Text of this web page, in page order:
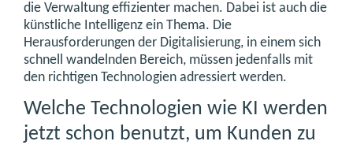
die Verwaltung effizienter machen. Dabei ist auch die
künstliche Intelligenz ein Thema. Die
Herausforderungen der Digitalisierung, in einem sich
schnell wandelnden Bereich, müssen jedenfalls mit
den richtigen Technologien adressiert werden.
Welche Technologien wie KI werden
jetzt schon benutzt, um Kunden zu